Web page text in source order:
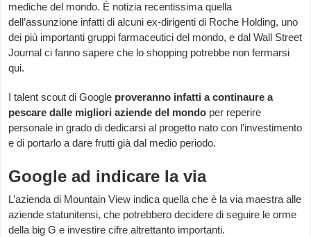
mediche del mondo. È notizia recentissima quella
dell’assunzione infatti di alcuni ex-dirigenti di Roche Holding, uno
dei più importanti gruppi farmaceutici del mondo, e dal Wall Street
Journal ci fanno sapere che lo shopping potrebbe non fermarsi
qui.
I talent scout di Google proveranno infatti a continaure a
pescare dalle migliori aziende del mondo per reperire
personale in grado di dedicarsi al progetto nato con l’investimento
e di portarlo a dare frutti già dal medio periodo.
Google ad indicare la via
L’azienda di Mountain View indica quella che è la via maestra alle
aziende statunitensi, che potrebbero decidere di seguire le orme
della big G e investire cifre altrettanto importanti.